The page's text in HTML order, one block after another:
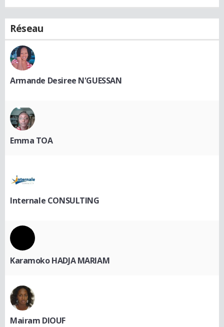
Réseau
Armande Desiree N'GUESSAN
Emma TOA
Internale CONSULTING
Karamoko HADJA MARIAM
Mairam DIOUF